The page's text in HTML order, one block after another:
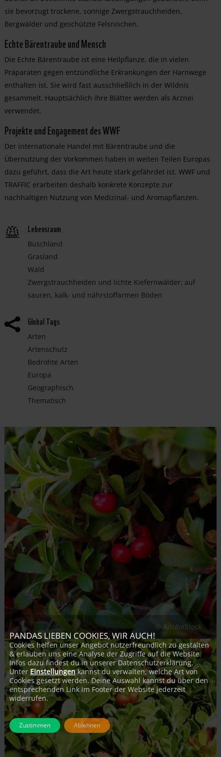
sie bevorzugt trockene, sonnige Zwergstrauchheiden,
Bergwälder und geschützte Felsnischen.
Echte Bärentraube und Mensch
Die Echte Bärentraube ist eine Heilpflanze, die in vielen
Präparaten gegen entzündliche Erkrankungen der Harnwege
enthalten ist. Sie wird fast ausschließlich in der Wildnis
gesammelt. Hauptsächlich ihre Blätter werden als Arznei
verwendet.
Projekte und Engagement des WWF
Der internationale Handel mit Bärentraube und die
Übernutzung der Vorkommen haben in weiten Teilen Europas
dazu geführt, dass die Art heute stark gefährdet ist. WWF und
TRAFFIC erarbeiten deshalb konkrete Konzepte zur
nachhaltigen Nutzung von Medizinal- und Aromapflanzen.
Lebensraum
Buschland
Grasland
Wald
Zwergstrauchheiden und lichte Kiefernwälder; auf
sauren, kalk- und nährstoffarmen Böden
 Global Tags
Arten
Artenschutz
Bedrohte Arten
Europa
Geographisch
Thematisch
AdobeStock
PANDAS LIEBEN COOKIES, WIR AUCH!
Cookies helfen unser Angebot nutzerfreundlich zu gestalten
& erlauben uns eine Analyse der Zugriffe auf die Website.
Infos dazu findest du in unserer Datenschutzerklärung.
Unter Einstellungen kannst du verwalten, welche Art von
Cookies gesetzt werden. Deine Auswahl kannst du über den
entsprechenden Link im Footer der Website jederzeit
widerrufen.
Zustimmen Ablehnen